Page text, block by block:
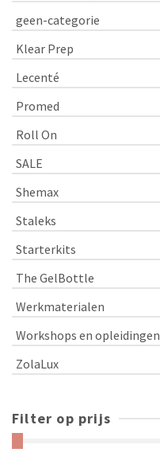
geen-categorie
Klear Prep
Lecenté
Promed
Roll On
SALE
Shemax
Staleks
Starterkits
The GelBottle
Werkmaterialen
Workshops en opleidingen
ZolaLux
Filter op prijs